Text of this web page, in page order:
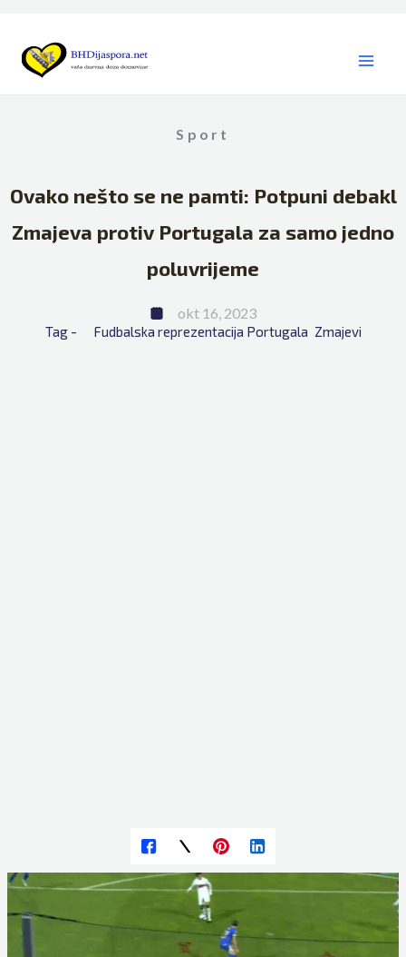
content
Sport
Ovako nešto se ne pamti: Potpuni debakl
Zmajeva protiv Portugala za samo jedno
poluvrijeme
okt 16, 2023
Tag - Fudbalska reprezentacija Portugala Zmajevi